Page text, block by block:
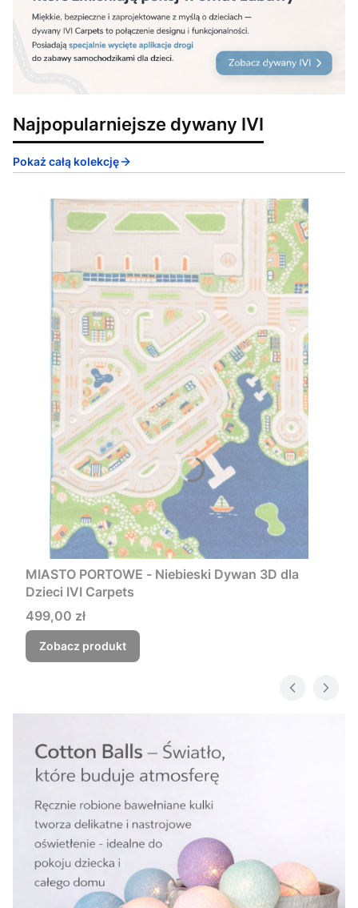
Najpopularniejsze dywany IVI
Pokaż całą kolekcję
MIASTO PORTOWE - Niebieski Dywan 3D dla
Dzieci IVI Carpets
Cena
499,00 zł
Zobacz produkt